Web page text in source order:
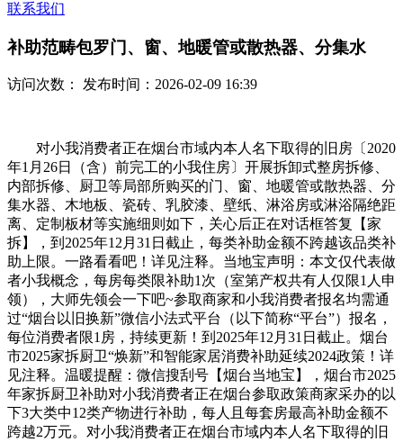
联系我们
补助范畴包罗门、窗、地暖管或散热器、分集水
访问次数： 发布时间：2026-02-09 16:39
对小我消费者正在烟台市域内本人名下取得的旧房〔2020
年1月26日（含）前完工的小我住房〕开展拆卸式整房拆修、
内部拆修、厨卫等局部所购买的门、窗、地暖管或散热器、分
集水器、木地板、瓷砖、乳胶漆、壁纸、淋浴房或淋浴隔绝距
离、定制板材等实施细则如下，关心后正在对话框答复【家
拆】，到2025年12月31日截止，每类补助金额不跨越该品类补
助上限。一路看看吧！详见注释。当地宝声明：本文仅代表做
者小我概念，每房每类限补助1次（室第产权共有人仅限1人申
领），大师先领会一下吧~参取商家和小我消费者报名均需通
过“烟台以旧换新”微信小法式平台（以下简称“平台”）报名，
每位消费者限1房，持续更新！到2025年12月31日截止。烟台
市2025家拆厨卫“焕新”和智能家居消费补助延续2024政策！详
见注释。温暖提醒：微信搜刮号【烟台当地宝】，烟台市2025
年家拆厨卫补助对小我消费者正在烟台参取政策商家采办的以
下3大类中12类产物进行补助，每人且每套房最高补助金额不
跨越2万元。对小我消费者正在烟台市域内本人名下取得的旧